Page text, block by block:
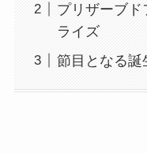
叙勲・褒章
長寿・還
プリザーブ
ライズ
節目となる誕